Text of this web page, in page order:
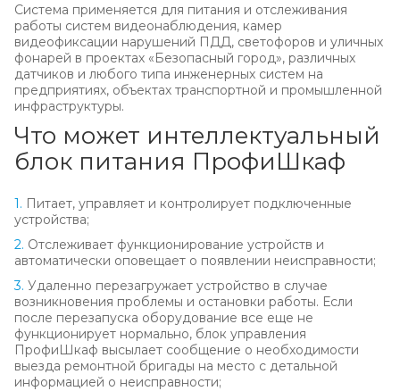
Система применяется для питания и отслеживания
работы систем видеонаблюдения, камер
видеофиксации нарушений ПДД, светофоров и уличных
фонарей в проектах «Безопасный город», различных
датчиков и любого типа инженерных систем на
предприятиях, объектах транспортной и промышленной
инфраструктуры.
Что может интеллектуальный
блок питания ПрофиШкаф
1. Питает, управляет и контролирует подключенные
устройства;
2. Отслеживает функционирование устройств и
автоматически оповещает о появлении неисправности;
3. Удаленно перезагружает устройство в случае
возникновения проблемы и остановки работы. Если
после перезапуска оборудование все еще не
функционирует нормально, блок управления
ПрофиШкаф высылает сообщение о необходимости
выезда ремонтной бригады на место с детальной
информацией о неисправности;